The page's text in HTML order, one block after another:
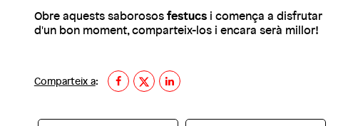
Obre aquests saborososfestucsi comença a disfrutar
d'un bon moment, comparteix-los i encara serà millor!
Comparteix a: